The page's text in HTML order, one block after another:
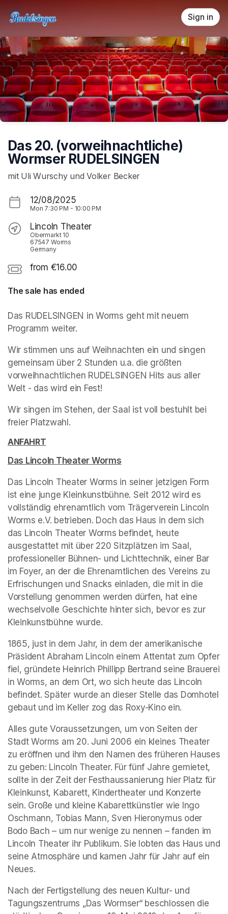
Skip header
Sign in
Das 20. (vorweihnachtliche)
Wormser RUDELSINGEN
mit Uli Wurschy und Volker Becker
12/08/2025
Mon 7:30 PM - 10:00 PM
Lincoln Theater
Obermarkt 10
67547 Worms
Germany
from €16.00
The sale has ended
Das RUDELSINGEN in Worms geht mit neuem
Programm weiter.
Wir stimmen uns auf Weihnachten ein und singen
gemeinsam über 2 Stunden u.a. die größten
vorweihnachtlichen RUDELSINGEN Hits aus aller
Welt - das wird ein Fest!
Wir singen im Stehen, der Saal ist voll bestuhlt bei
freier Platzwahl.
ANFAHRT
Das Lincoln Theater Worms
Das Lincoln Theater Worms in seiner jetzigen Form
ist eine junge Kleinkunstbühne. Seit 2012 wird es
vollständig ehrenamtlich vom Trägerverein Lincoln
Worms e.V. betrieben. Doch das Haus in dem sich
das Lincoln Theater Worms befindet, heute
ausgestattet mit über 220 Sitzplätzen im Saal,
professioneller Bühnen- und Lichttechnik, einer Bar
im Foyer, an der die Ehrenamtlichen des Vereins zu
Erfrischungen und Snacks einladen, die mit in die
Vorstellung genommen werden dürfen, hat eine
wechselvolle Geschichte hinter sich, bevor es zur
Kleinkunstbühne wurde.
1865, just in dem Jahr, in dem der amerikanische
Präsident Abraham Lincoln einem Attentat zum Opfer
fiel, gründete Heinrich Phillipp Bertrand seine Brauerei
in Worms, an dem Ort, wo sich heute das Lincoln
befindet. Später wurde an dieser Stelle das Domhotel
gebaut und im Keller zog das Roxy-Kino ein.
Alles gute Voraussetzungen, um von Seiten der
Stadt Worms am 20. Juni 2006 ein kleines Theater
zu eröffnen und ihm den Namen des früheren Hauses
zu geben: Lincoln Theater. Für fünf Jahre gemietet,
sollte in der Zeit der Festhaussanierung hier Platz für
Kleinkunst, Kabarett, Kindertheater und Konzerte
sein. Große und kleine Kabarettkünstler wie Ingo
Oschmann, Tobias Mann, Sven Hieronymus oder
Bodo Bach – um nur wenige zu nennen – fanden im
Lincoln Theater ihr Publikum. Sie lobten das Haus und
seine Atmosphäre und kamen Jahr für Jahr auf ein
Neues.
Nach der Fertigstellung des neuen Kultur- und
Tagungszentrums „Das Wormser“ beschlossen die